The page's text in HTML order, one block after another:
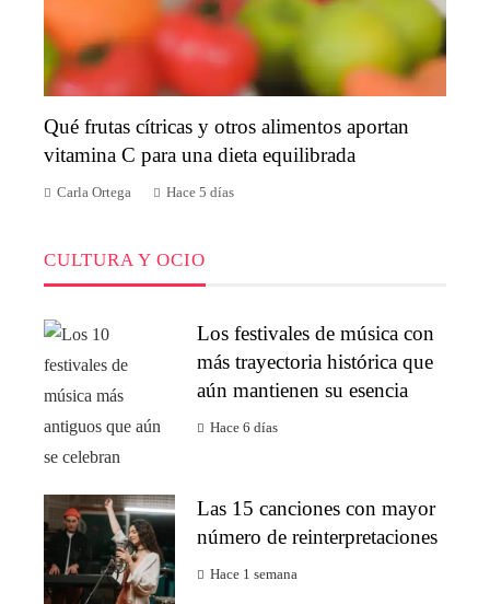
Qué frutas cítricas y otros alimentos aportan
vitamina C para una dieta equilibrada
Carla Ortega Hace 5 días
CULTURA Y OCIO
Los festivales de música con
más trayectoria histórica que
aún mantienen su esencia
Hace 6 días
Las 15 canciones con mayor
número de reinterpretaciones
Hace 1 semana